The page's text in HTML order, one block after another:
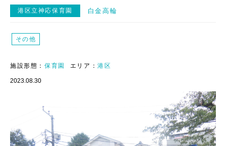
港区立神応保育園 白金高輪
その他
施設形態： 保育園 エリア：港区
2023.08.30